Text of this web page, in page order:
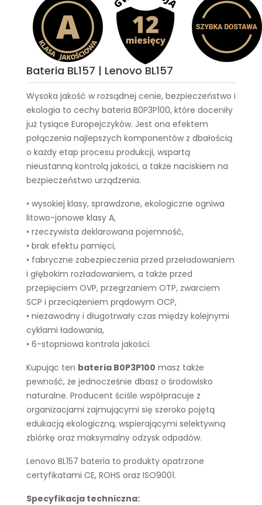
Bateria BL157 | Lenovo BL157
Wysoka jakość w rozsądnej cenie, bezpieczeństwo i
ekologia to cechy bateria B0P3P100, które doceniły
już tysiące Europejczyków. Jest ona efektem
połączenia najlepszych komponentów z dbałością
o każdy etap procesu produkcji, wspartą
nieustanną kontrolą jakości, a także naciskiem na
bezpieczeństwo urządzenia.
• wysokiej klasy, sprawdzone, ekologiczne ogniwa
litowo-jonowe klasy A,
• rzeczywista deklarowana pojemność,
• brak efektu pamięci,
• fabryczne zabezpieczenia przed przeładowaniem
i głębokim rozładowaniem, a także przed
przepięciem OVP, przegrzaniem OTP, zwarciem
SCP i przeciążeniem prądowym OCP,
• niezawodny i długotrwały czas między kolejnymi
cyklami ładowania,
• 6-stopniowa kontrola jakości.
Kupując ten bateria B0P3P100 masz także
pewność, że jednocześnie dbasz o środowisko
naturalne. Producent ściśle współpracuje z
organizacjami zajmującymi się szeroko pojętą
edukacją ekologiczną, wspierającymi selektywną
zbiórkę oraz maksymalny odzysk odpadów.
Lenovo BL157 bateria to produkty opatrzone
certyfikatami CE, ROHS oraz ISO9001.
Specyfikacja techniczna: